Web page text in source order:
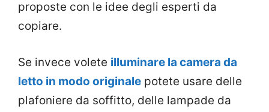
proposte con le idee degli esperti da
copiare.
Se invece volete illuminare la camera da
letto in modo originale potete usare delle
plafoniere da soffitto, delle lampade da